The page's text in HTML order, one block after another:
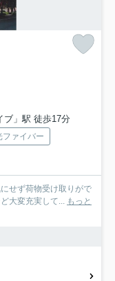
ブ」駅 徒歩17分
ファイバー
せず荷物受け取りがで
大変充実して...
もっと